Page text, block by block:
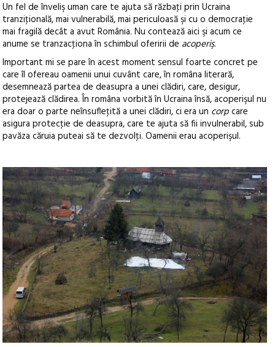
Un fel de înveliş uman care te ajuta să răzbaţi prin Ucraina
tranziţională, mai vulnerabilă, mai periculoasă şi cu o democraţie
mai fragilă decât a avut România. Nu contează aici şi acum ce
anume se tranzacţiona în schimbul oferirii de acoperiş.
Important mi se pare în acest moment sensul foarte concret pe
care îl ofereau oamenii unui cuvânt care, în româna literară,
desemnează partea de deasupra a unei clădiri, care, desigur,
protejează clădirea. În româna vorbită în Ucraina însă, acoperişul nu
era doar o parte neînsufleţită a unei clădiri, ci era un corpcare
asigura protecţie de deasupra, care te ajuta să fii invulnerabil, sub
pavăza căruia puteai să te dezvolţi. Oamenii erau acoperişul.